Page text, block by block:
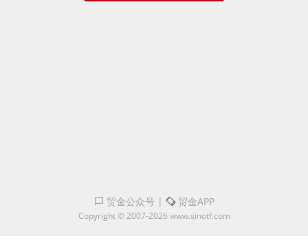
贸金公众号| 贸金APP
Copyright © 2007-2026 www.sinotf.com